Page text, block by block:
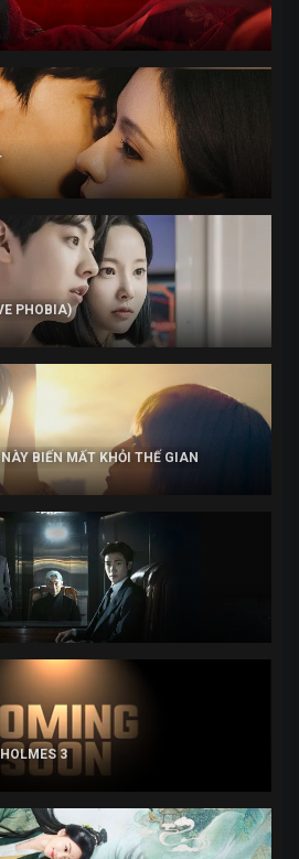
PHOBIA)
BIẾN MẤT KHỎI THẾ GIAN
3